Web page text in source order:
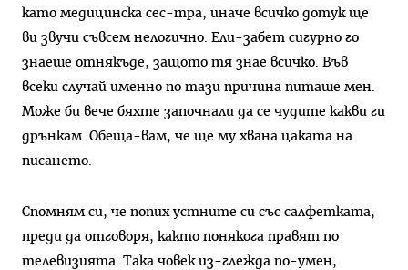
като медицинска сес-тра, иначе всичко дотук ще
ви звучи съвсем нелогично. Ели-забет сигурно го
знаеше отнякъде, защото тя знае всичко. Във
всеки случай именно по тази причина питаше мен.
Може би вече бяхте започнали да се чудите какви ги
дрънкам. Обеща-вам, че ще му хвана цаката на
писането.
Спомням си, че попих устните си със салфетката,
преди да отговоря, както понякога правят по
телевизията. Така човек из-глежда по-умен,